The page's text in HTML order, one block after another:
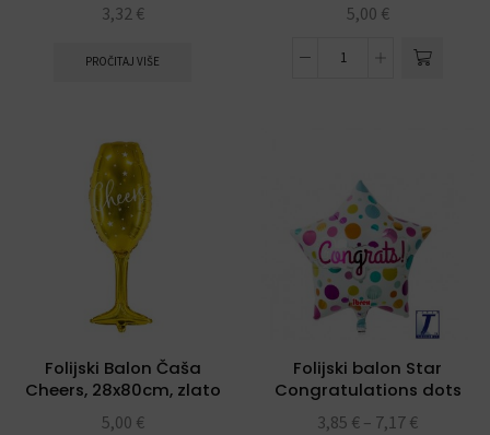
3,32 €
PROČITAJ VIŠE
5,00 €
Folijski Balon Čaša
Cheers, 28x80cm, zlato
5,00 €
Folijski balon Star
Congratulations dots
15″ Ibrex
3,85 € – 7,17 €